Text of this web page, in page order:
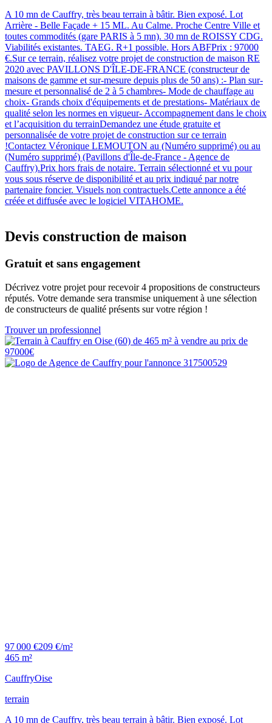
A 10 mn de Cauffry, très beau terrain à bâtir. Bien exposé. Lot
Arrière - Belle Façade + 15 ML. Au Calme. Proche Centre Ville et
toutes commodités (gare PARIS à 5 mn). 30 mn de ROISSY CDG.
Viabilités existantes. TAEG. R+1 possible. Hors ABFPrix : 97000
€.Sur ce terrain, réalisez votre projet de construction de maison RE
2020 avec PAVILLONS D'ÎLE-DE-FRANCE (constructeur de
maisons de gamme et sur-mesure depuis plus de 50 ans) :- Plan sur-
mesure et personnalisé de 2 à 5 chambres- Mode de chauffage au
choix- Grands choix d'équipements et de prestations- Matériaux de
qualité selon les normes en vigueur- Accompagnement dans le choix
et l’acquisition du terrainDemandez une étude gratuite et
personnalisée de votre projet de construction sur ce terrain
!Contactez Véronique LEMOUTON au (Numéro supprimé) ou au
(Numéro supprimé) (Pavillons d'Île-de-France - Agence de
Cauffry).Prix hors frais de notaire. Terrain sélectionné et vu pour
vous sous réserve de disponibilité et au prix indiqué par notre
partenaire foncier. Visuels non contractuels.Cette annonce a été
créée et diffusée avec le logiciel VITAHOME.
Devis construction de maison
Gratuit et sans engagement
Décrivez votre projet pour recevoir 4 propositions de constructeurs
réputés. Votre demande sera transmise uniquement à une sélection
de constructeurs de qualité présents sur votre région !
Trouver un professionnel
97 000 €209 €/m²
465 m²
CauffryOise
terrain
A 10 mn de Cauffry, très beau terrain à bâtir. Bien exposé. Lot